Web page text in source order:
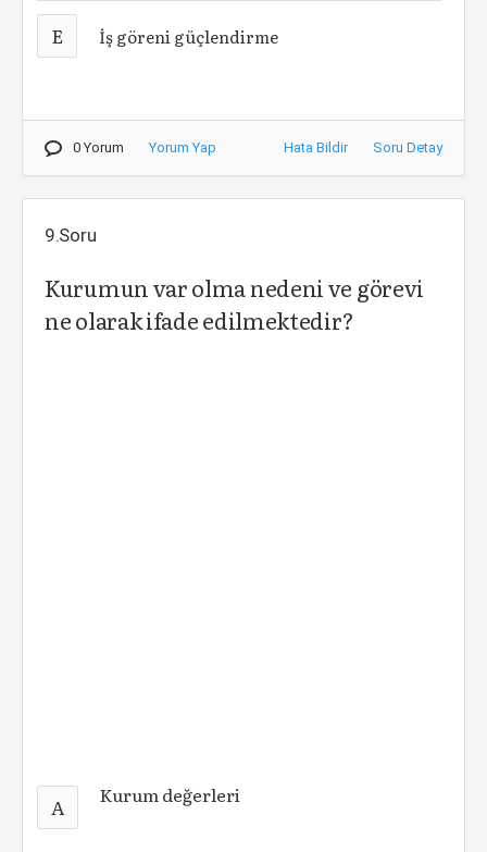
E İş göreni güçlendirme
0 Yorum Yorum Yap Hata Bildir Soru Detay
9.Soru
Kurumun var olma nedeni ve görevi
ne olarak ifade edilmektedir?
A Kurum değerleri